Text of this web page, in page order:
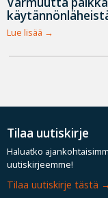
Lue lisää
Tilaa uutiskirje
Haluatko
uutiskirjeemme!
Tilaa uutiskirje tästä